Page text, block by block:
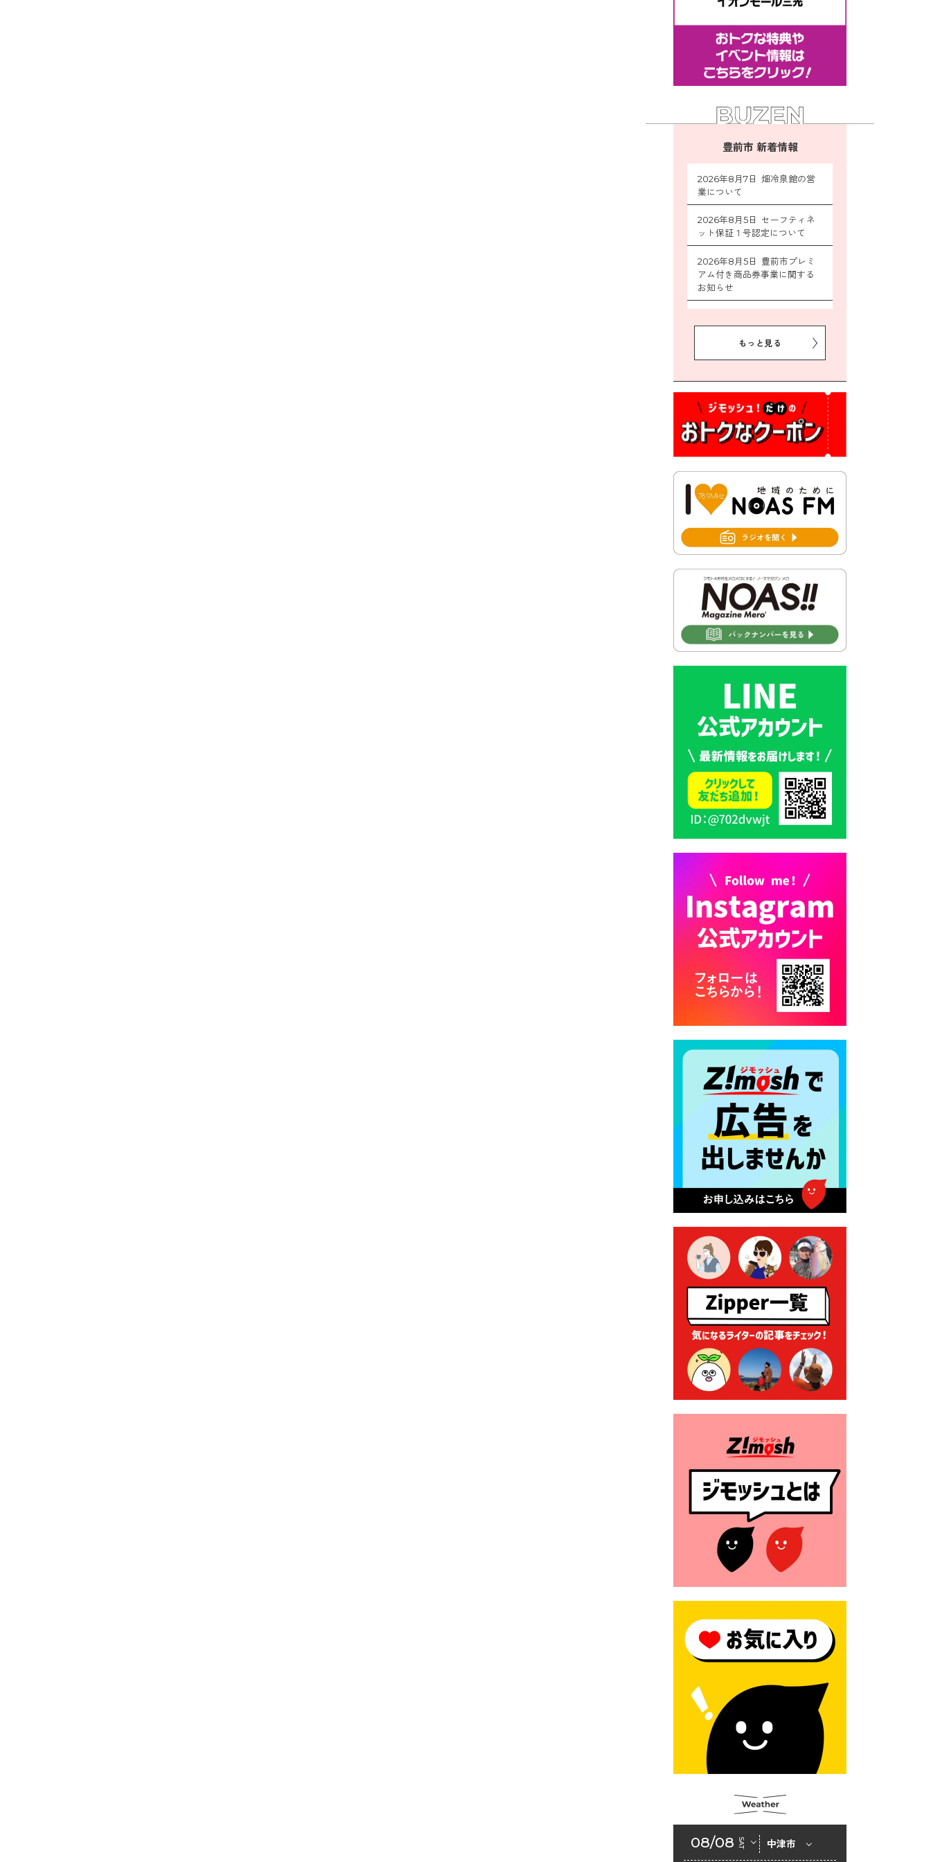
豊前市 新着情報
2026年8月7日 畑冷泉館の営
業について
2026年8月5日 セーフティネ
ット保証１号認定について
2026年8月5日 豊前市プレミ
アム付き商品券事業に関する
お知らせ
ン作戦参加者募集
対抗「福岡駅伝」出場選手募
集！
2026年7月31日 第６次豊前市
総合計画後期基本計画策定業
書が変わります！
2026年7月30日 豊前市立豊前
中学校の進捗状況について
2026年7月30日 豊前市立学校
2026年7月30日 豊前市立学校
紹介≪再編計画の見直しにつ
いて≫
2026年7月29日 豊前市指定ご
み袋販売のお知らせ
2026年7月28日 豊前カラス天
狗みなと祭り（花火大会）開
催決定！
2026年7月28日 令和8年度
京築地区水道企業団職員採用
試験（募集）
2026年7月27日 マイナンバー
カード交付に伴う休日および
平日夜間開庁の案内
2026年7月22日 令和８年度
「こども文化パスポート事
2026年7月21日 卜仙の郷 お
盆期間の営業時間のお知らせ
2026年7月17日 バス経路検索
のご利用案内
2026年7月10日 台湾伝統音楽
団体 「北埔八音団・楽善軒」
公演開催のお知らせ
ンディング型ふるさと納税の
実施について
2026年7月9日 農地法等に係
る各種申請に係る登記事項証
明書の添付省略について
2026年7月9日 廃食用油の回
収
2026年7月7日 「おゆずりコ
ーナー」について
2026年7月1日 豊前市民プール
一般開放
（令和８年４月１日施行）
格改定
2026年6月23日 公告一覧（市
内業者対象）を更新しまし
2026年6月23日 （一財）豊前
市佐野・則尾育英会奨学生募
2026年6月18日 セアカゴケグ
モにご注意ください！
ェルターの指定
2026年6月10日 令和８年経済
センサス-活動調査
2026年6月9日 令和８年第３
回定例会「一般質問一覧表」
2026年6月5日 新婚世帯の家
2026年6月2日 戸籍に氏名の
振り仮名が記載されます
もっと見る
08/08 SAT 中津市